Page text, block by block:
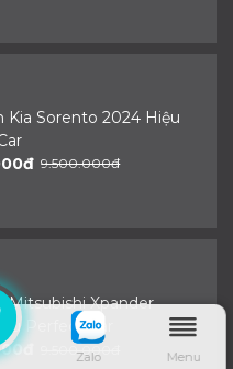
Zalo Menu
Kia Sorento 2024 Hiệu
9.500.000đ
Mitsubishi Xpander
Perfect Car
9.500.000đ